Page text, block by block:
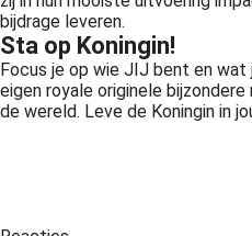
bijdrage leveren.
Sta op Koningin!
Focus je op wie JIJ bent en wat
eigen royale originele
de wereld. Leve de Koningin in